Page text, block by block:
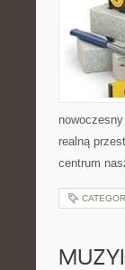
realną
centrum